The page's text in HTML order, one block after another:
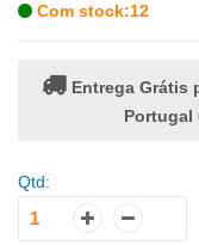
Com stock:12
Entrega Grátis
Portugal
Qtd: